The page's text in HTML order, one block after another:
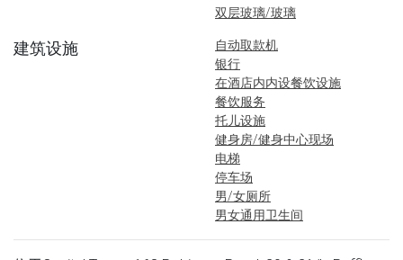
双层玻璃/玻璃
建筑设施
自动取款机
银行
在酒店内内设餐饮设施
餐饮服务
托儿设施
健身房/健身中心现场
电梯
停车场
男/女厕所
男女通用卫生间